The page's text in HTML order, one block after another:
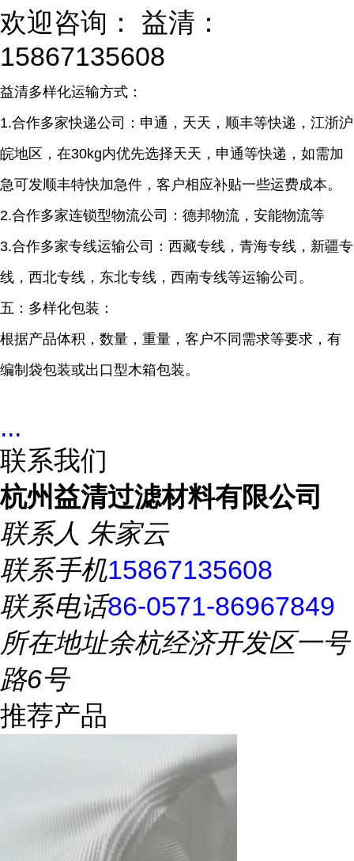
欢迎咨询： 益清：
15867135608
益清多样化运输方式：
1.合作多家快递公司：申通，天天，顺丰等快递，江浙沪
皖地区，在30kg内优先选择天天，申通等快递，如需加
急可发顺丰特快加急件，客户相应补贴一些运费成本。
2.合作多家连锁型物流公司：德邦物流，安能物流等
3.合作多家专线运输公司：西藏专线，青海专线，新疆专
线，西北专线，东北专线，西南专线等运输公司。
五：多样化包装：
根据产品体积，数量，重量，客户不同需求等要求，有
编制袋包装或出口型木箱包装。
...
联系我们
杭州益清过滤材料有限公司
联系人 朱家云
联系手机15867135608
联系电话86-0571-86967849
所在地址余杭经济开发区一号
路6号
推荐产品